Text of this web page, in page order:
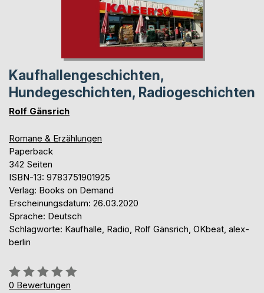
Kaufhallengeschichten,
Hundegeschichten, Radiogeschichten
Rolf Gänsrich
Romane & Erzählungen
Paperback
342 Seiten
ISBN-13: 9783751901925
Verlag: Books on Demand
Erscheinungsdatum: 26.03.2020
Sprache: Deutsch
Schlagworte: Kaufhalle, Radio, Rolf Gänsrich, OKbeat, alex-
berlin
Bewertung::
0%
0 Bewertungen